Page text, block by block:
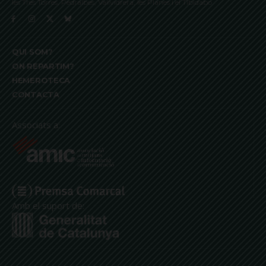
les Tres Torres, Pedralbes, Vallvidrera, les Planes i el Tibidabo
QUI SOM?
ON REPARTIM?
HEMEROTECA
CONTACTA
Associats a:
Amb el suport de: